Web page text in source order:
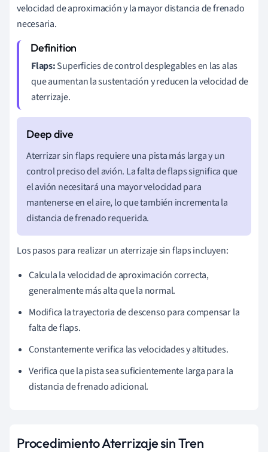
velocidad de aproximación y la mayor distancia de frenado
necesaria.
Flaps:Superficies de control desplegables en las alas
que aumentan la sustentación y reducen la velocidad de
aterrizaje.
Aterrizar sin flaps requiere una pista más larga y un
control preciso del avión. La falta de flaps significa que
el avión necesitará una mayor velocidad para
mantenerse en el aire, lo que también incrementa la
distancia de frenado requerida.
Los pasos para realizar un aterrizaje sin flaps incluyen:
Calcula la velocidad de aproximación correcta,
generalmente más alta que la normal.
Modifica la trayectoria de descenso para compensar la
falta de flaps.
Constantemente verifica las velocidades y altitudes.
Verifica que la pista sea suficientemente larga para la
distancia de frenado adicional.
Procedimiento Aterrizaje sin Tren